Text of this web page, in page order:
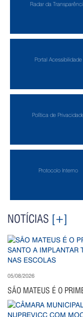
Radar da
Portal Acessibilidade
Política de
Protocolo Interno
NOTÍCIAS [+]
05/08/2026
SÃO MATEUS É O